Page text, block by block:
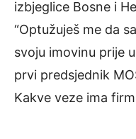
izbjeglice Bosne i
“Optužuješ me da
svoju imovinu prije
prvi predsjednik
Kakve veze ima